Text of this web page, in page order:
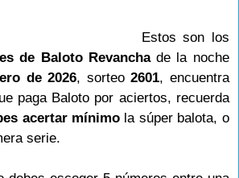
Estos son los
de Baloto Revanchade la noche
de 2026, sorteo2601, encuentra
paga Baloto por aciertos, recuerda
acertar mínimo la súper balota, o
serie.